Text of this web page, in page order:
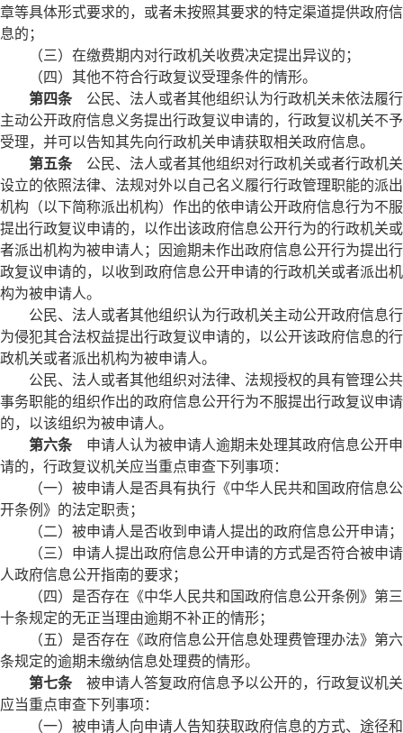
章等具体形式要求的，或者未按照其要求的特定渠道提供政府信
息的；
（三）在缴费期内对行政机关收费决定提出异议的；
（四）其他不符合行政复议受理条件的情形。
第四条公民、法人或者其他组织认为行政机关未依法履行
主动公开政府信息义务提出行政复议申请的，行政复议机关不予
受理，并可以告知其先向行政机关申请获取相关政府信息。
第五条公民、法人或者其他组织对行政机关或者行政机关
设立的依照法律、法规对外以自己名义履行行政管理职能的派出
机构（以下简称派出机构）作出的依申请公开政府信息行为不服
提出行政复议申请的，以作出该政府信息公开行为的行政机关或
者派出机构为被申请人；因逾期未作出政府信息公开行为提出行
政复议申请的，以收到政府信息公开申请的行政机关或者派出机
构为被申请人。
公民、法人或者其他组织认为行政机关主动公开政府信息行
为侵犯其合法权益提出行政复议申请的，以公开该政府信息的行
政机关或者派出机构为被申请人。
公民、法人或者其他组织对法律、法规授权的具有管理公共
事务职能的组织作出的政府信息公开行为不服提出行政复议申请
的，以该组织为被申请人。
第六条申请人认为被申请人逾期未处理其政府信息公开申
请的，行政复议机关应当重点审查下列事项：
（一）被申请人是否具有执行《中华人民共和国政府信息公
开条例》的法定职责；
（二）被申请人是否收到申请人提出的政府信息公开申请；
（三）申请人提出政府信息公开申请的方式是否符合被申请
人政府信息公开指南的要求；
（四）是否存在《中华人民共和国政府信息公开条例》第三
十条规定的无正当理由逾期不补正的情形；
（五）是否存在《政府信息公开信息处理费管理办法》第六
条规定的逾期未缴纳信息处理费的情形。
第七条被申请人答复政府信息予以公开的，行政复议机关
应当重点审查下列事项：
（一）被申请人向申请人告知获取政府信息的方式、途径和